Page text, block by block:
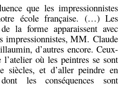
que les impressionnistes
école française. (…) Les
la forme apparaissent avec
impressionnistes, MM. Claude
d’autres encore. Ceux-
où les peintres se sont
siècles, et d’aller peindre en
les conséquences sont